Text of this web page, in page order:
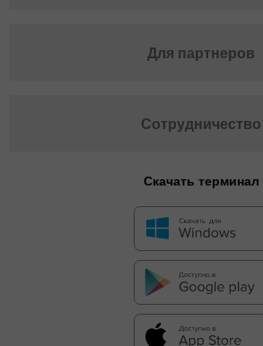
Для партнеров
Сотрудничество
Скачать терминал